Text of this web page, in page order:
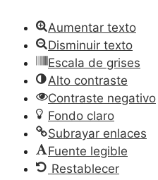
Aumentar texto
Disminuir texto
Escala de grises
Alto contraste
Contraste negativo
Fondo claro
Subrayar enlaces
Fuente legible
Restablecer